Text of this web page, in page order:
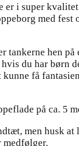
er i super
med
tankerne hen på
du har børn
få
på ca. 5
men husk at
medfølger.